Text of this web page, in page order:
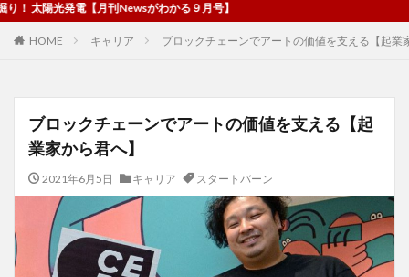
光発電【月刊Newsがわかる９月号】
HOME キャリア ブロックチェーンでアートの価値を支える【起業
ブロックチェーンでアートの価値を支える【起
業家から君へ】
2021年6月5日 キャリア スタートバーン